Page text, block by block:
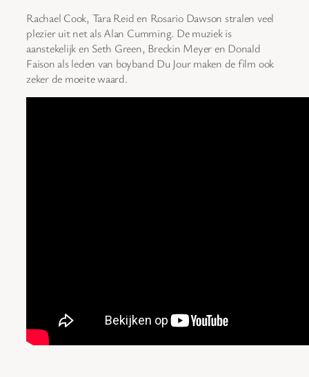
Rachael Cook, Tara Reid en Rosario Dawson stralen veel
plezier uit net als Alan Cumming. De muziek is
aanstekelijk en Seth Green, Breckin Meyer en Donald
Faison als leden van boyband Du Jour maken de film ook
zeker de moeite waard.